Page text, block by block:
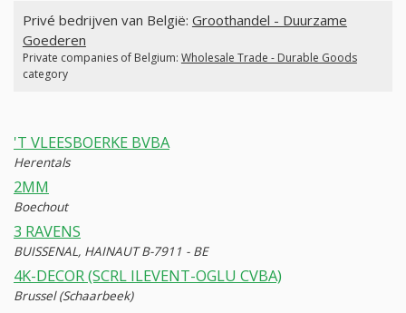
Privé bedrijven van België: Groothandel - Duurzame
Goederen
Private companies of Belgium: Wholesale Trade - Durable Goods
category
'T VLEESBOERKE BVBA
Herentals
2MM
Boechout
3 RAVENS
BUISSENAL, HAINAUT B-7911 - BE
4K-DECOR (SCRL ILEVENT-OGLU CVBA)
Brussel (Schaarbeek)